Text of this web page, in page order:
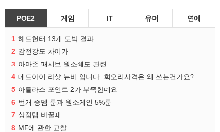
POE2 게임 IT 유머 연예
1 헤드헌터 13개 도박 결과
2 감전강도 차이가
3 아마존 패시브 원소쇄도 관련
4 데드아이 라샷 뉴비 입니다. 회오리사격은 왜 쓰는건가요?
5 아틀라스 포인트 2가 부족한데요
6 번개 증뎀 룬과 원소게인 5%룬
7 상점탭 바꿀때...
8 MF에 관한 고찰